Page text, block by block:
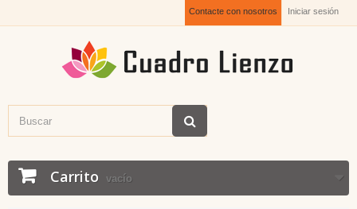
Iniciar sesión
Contacte con nosotros
Carrito vacío